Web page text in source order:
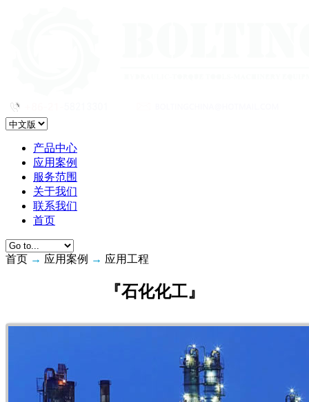
产品中心
应用案例
服务范围
关于我们
联系我们
首页
首页 → 应用案例 → 应用工程
『石化化工』